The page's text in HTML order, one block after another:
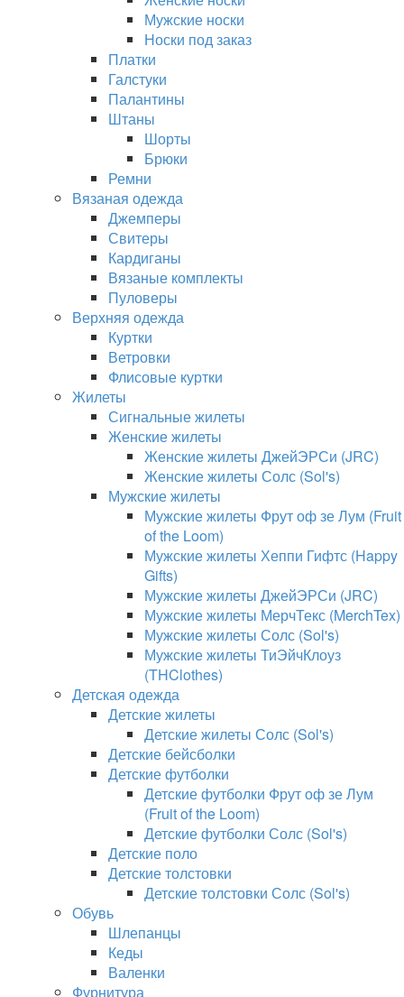
Мужские носки
Носки под заказ
Платки
Галстуки
Палантины
Штаны
Шорты
Брюки
Ремни
Вязаная одежда
Джемперы
Свитеры
Кардиганы
Вязаные комплекты
Пуловеры
Верхняя одежда
Куртки
Ветровки
Флисовые куртки
Жилеты
Сигнальные жилеты
Женские жилеты
Женские жилеты ДжейЭРСи (JRC)
Женские жилеты Солс (Sol's)
Мужские жилеты
Мужские жилеты Фрут оф зе Лум (Fruit
of the Loom)
Мужские жилеты Хеппи Гифтс (Happy
Gifts)
Мужские жилеты ДжейЭРСи (JRC)
Мужские жилеты МерчТекс (MerchTex)
Мужские жилеты Солс (Sol's)
Мужские жилеты ТиЭйчКлоуз
(THClothes)
Детская одежда
Детские жилеты
Детские жилеты Солс (Sol's)
Детские бейсболки
Детские футболки
Детские футболки Фрут оф зе Лум
(Fruit of the Loom)
Детские футболки Солс (Sol's)
Детские поло
Детские толстовки
Детские толстовки Солс (Sol's)
Обувь
Шлепанцы
Кеды
Валенки
Фурнитура